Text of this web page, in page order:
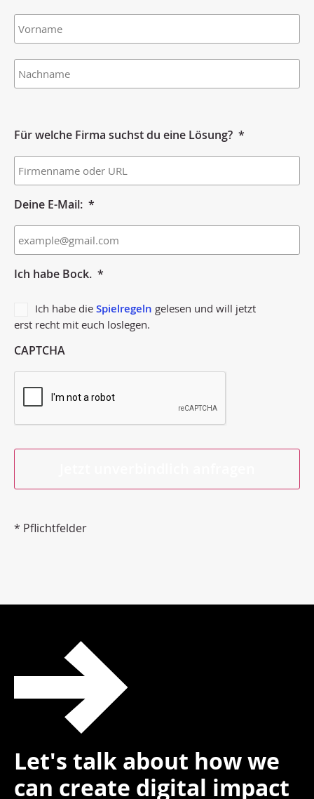
Für welche Firma suchst du eine Lösung? *
Deine E-Mail: *
Ich habe Bock. *
Ich habe die Spielregeln gelesen und will jetzt
erst recht mit euch loslegen.
CAPTCHA
* Pflichtfelder
Let's talk about how we
can create digital impact